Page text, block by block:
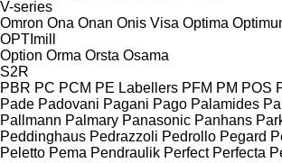
V-series
Omron Ona Onan Onis Visa Optima
OPTImill
Option Orma Orsta Osama
S2R
PBR PC PCM PE Labellers PFM PM POS
Pade Padovani Pagani Pago Palamides
Pallmann Palmary Panasonic Panhans
Peddinghaus Pedrazzoli Pedrollo Pegard
Peletto Pema Pendraulik Perfect Perfecta